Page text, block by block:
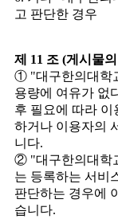
고 판단한 경우
제 11 조 (게시물
① "대구한의대학
용량에 여유가 없
후 필요에 따라 이
하거나 이용자의
니다.
② "대구한의대학
는 등록하는 서비
판단하는 경우에
습니다.